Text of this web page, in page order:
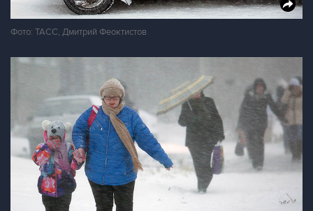
Фото: ТАСС, Дмитрий Феоктистов